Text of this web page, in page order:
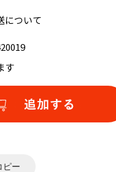
について
す
ピー